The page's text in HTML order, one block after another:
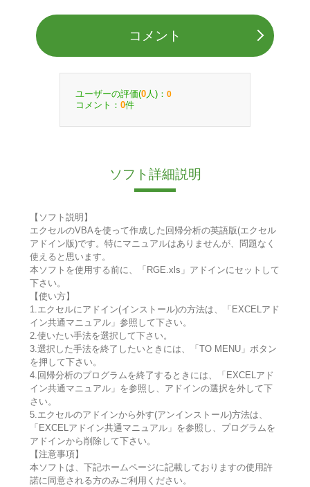
コメント
ユーザーの評価(0 人)： 0
コメント： 0件
ソフト詳細説明
【ソフト説明】
エクセルのVBAを使って作成した回帰分析の英語版(エクセル
アドイン版)です。特にマニュアルはありませんが、問題なく
使えると思います。
本ソフトを使用する前に、「RGE.xls」アドインにセットして
下さい。
【使い方】
1.エクセルにアドイン(インストール)の方法は、「EXCELアド
イン共通マニュアル」参照して下さい。
2.使いたい手法を選択して下さい。
3.選択した手法を終了したいときには、「TO MENU」ボタン
を押して下さい。
4.回帰分析のプログラムを終了するときには、「EXCELアド
イン共通マニュアル」を参照し、アドインの選択を外して下
さい。
5.エクセルのアドインから外す(アンインストール)方法は、
「EXCELアドイン共通マニュアル」を参照し、プログラムを
アドインから削除して下さい。
【注意事項】
本ソフトは、下記ホームページに記載しておりますの使用許
諾に同意される方のみご利用ください。